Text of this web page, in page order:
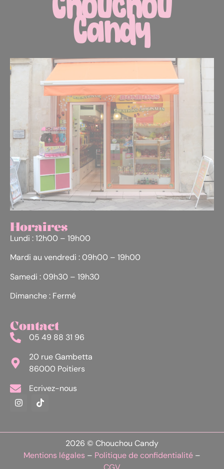
Horaires
Lundi : 12h00 – 19h00
Mardi au vendredi : 09h00 – 19h00
Samedi : 09h30 – 19h30
Dimanche : Fermé
Contact
05 49 88 31 96
20 rue Gambetta
86000 Poitiers
Ecrivez-nous
2026 © Chouchou Candy
Mentions légales – Politique de confidentialité –